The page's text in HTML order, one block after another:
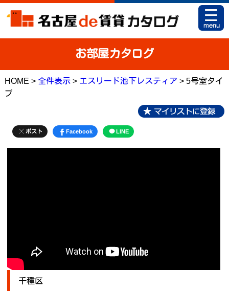
お部屋カタログ
HOME > 全件表示> エスリード池下レスティア > 5号室タイ
プ
ポスト Facebook LINE
千種区
駅名から探す
地図から探す
マイリスト